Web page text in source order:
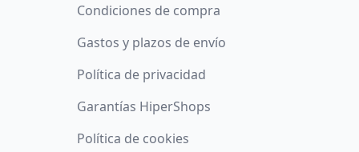
Condiciones de compra
Gastos y plazos de envío
Política de privacidad
Garantías HiperShops
Política de cookies
Utilizamos cookies propias y de terceros con fines analíticos y
publicitarios. Puede aceptar todas las cookies pulsando el